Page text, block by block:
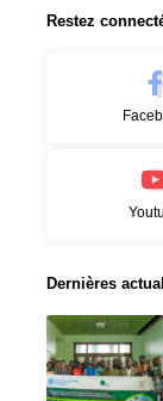
Restez
Dernières